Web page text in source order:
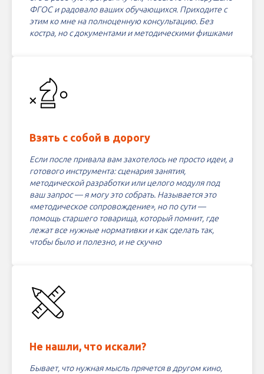
ФГОС и радовало ваших обучающихся. Приходите с
этим ко мне на полноценную консультацию. Без
костра, но с документами и методическими фишками
Взять с собой в дорогу
Если после привала вам захотелось не просто идеи, а
готового инструмента: сценария занятия,
методической разработки или целого модуля под
ваш запрос — я могу это собрать. Называется это
«методическое сопровождение», но по сути —
помощь старшего товарища, который помнит, где
лежат все нужные нормативки и как сделать так,
чтобы было и полезно, и не скучно
Не нашли, что искали?
Бывает, что нужная мысль прячется в другом кино,